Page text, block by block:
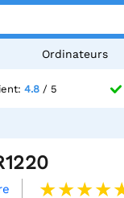
Ordinateurs
4.8 / 5